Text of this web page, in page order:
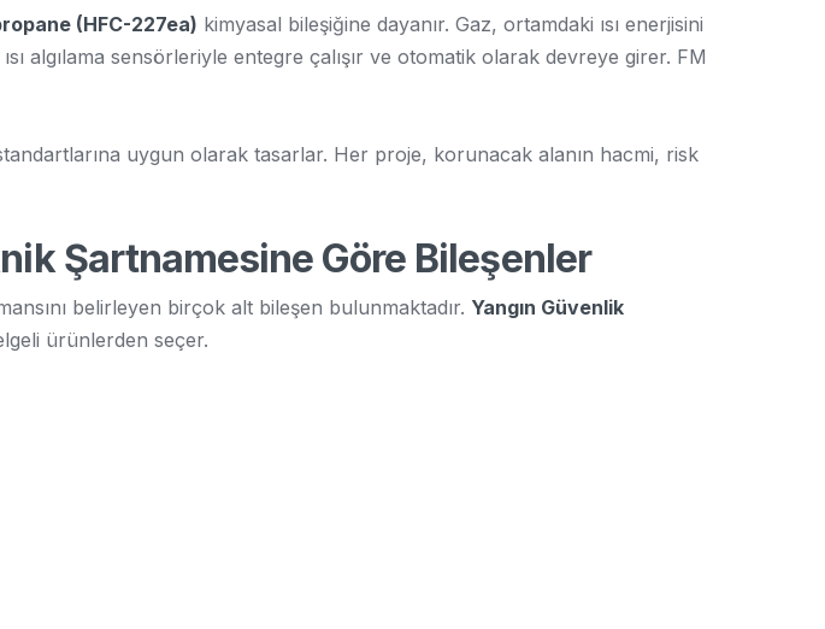
(HFC-227ea) kimyasal bileşiğine dayanır. Gaz, ortamdaki ısı enerjisini
algılama sensörleriyle entegre çalışır ve otomatik olarak devreye girer. FM
uygun olarak tasarlar. Her proje, korunacak alanın hacmi, risk
Şartnamesine Göre Bileşenler
belirleyen birçok alt bileşen bulunmaktadır. Yangın Güvenlik
ürünlerden seçer.